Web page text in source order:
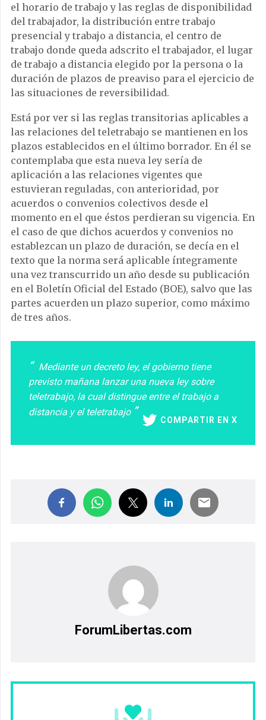
el horario de trabajo y las reglas de disponibilidad
del trabajador, la distribución entre trabajo
presencial y trabajo a distancia, el centro de
trabajo donde queda adscrito el trabajador, el lugar
de trabajo a distancia elegido por la persona o la
duración de plazos de preaviso para el ejercicio de
las situaciones de reversibilidad.
Está por ver si las reglas transitorias aplicables a
las relaciones del teletrabajo se mantienen en los
plazos establecidos en el último borrador. En él se
contemplaba que esta nueva ley sería de
aplicación a las relaciones vigentes que
estuvieran reguladas, con anterioridad, por
acuerdos o convenios colectivos desde el
momento en el que éstos perdieran su vigencia. En
el caso de que dichos acuerdos y convenios no
establezcan un plazo de duración, se decía en el
texto que la norma será aplicable íntegramente
una vez transcurrido un año desde su publicación
en el Boletín Oficial del Estado (BOE), salvo que las
partes acuerden un plazo superior, como máximo
de tres años.
Mediante un decreto ley, el gobierno tiene
previsto mañana lanzar una nueva ley sobre
teletrabajo, la cual distingue entre el trabajo a
distancia y el teletrabajo
COMPARTIR EN X
ForumLibertas.com